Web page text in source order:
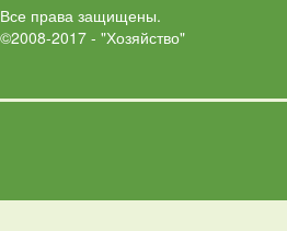
Все права защищены.
©2008-2017 - "Хозяйство"